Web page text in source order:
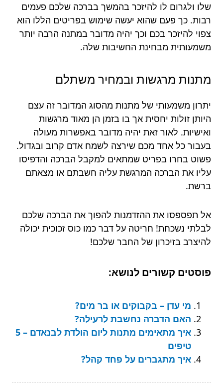
שלו ולגרום לו להיזכר בהמשך בברכה שלכם פעמים
רבות. כך פעם שהוא יעשה שימוש בפריטים הללו הוא
צפוי להיזכר בכם וכך יהיה מדובר במתנה הרבה יותר
משמעותית מבחינת החשיבות שלה.
מתנות מרגשות ובמחיר משתלם
יתרון משמעותי של מתנות מהסוג המדובר זה עצם
היותן זולות יחסית אך בו בזמן הן מאוד מרגשות
ואישיות. לאור זאת יהיה מדובר באפשרות מעולה
בעבור כל אחד מכם שירצה לשמח אדם קרוב ובגדול.
פשוט בחרו בפריט שמתאים למקבל הברכה והדפיסו
עליו את הברכה המרגשת עליה חשבתם או מצאתם
ברשת.
אל תפספסו את ההזדמנות להפוך את הברכה שלכם
לבלתי נשכחת! חריטה על דבר כמו כוס זכוכית יכולה
להיצרב בזיכרון של החבר שלכם!
פוסטים קשורים לנושא:
מי עדן – בקבוקים או בר מים?
האם הדברה נחשבת לרעילה?
איך מתאימים מתנות ליום הולדת לבנאדם – 5
טיפים
איך מתגברים על פחד קהל?